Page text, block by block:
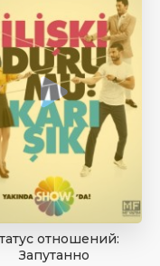
отношений:
Запутанно